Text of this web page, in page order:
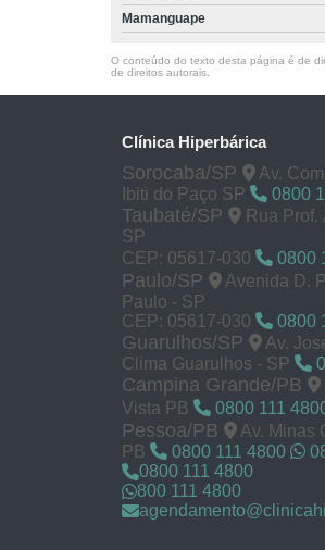
Mamanguape
O conteúdo do texto desta página é de
de direitos autorais
Clínica Hiperbárica
Sorocaba/SP
Av.
Ibiti do Paço SP
0800
Taubaté/SP
Rua Prof.
SP
CEP: 05617-030
0800
Paulo/SP
Avenida D.
Paulo - SP
CEP: 05617-030
0800
Guarulhos/SP
Av.
Clima Guarulhos - SP
Campina Grande/PB
Vista PB
0800 111
Pessoa/PB
Av. Minas
PB
0800 111 4800
0800 111 4800
800 111 4800